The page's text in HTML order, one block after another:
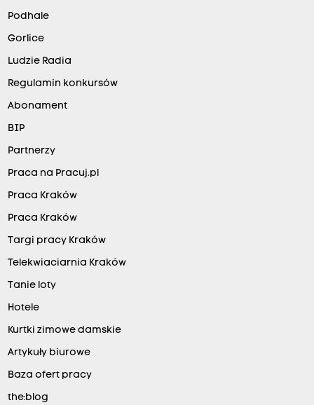
Podhale
Gorlice
Ludzie Radia
Regulamin konkursów
Abonament
BIP
Partnerzy
Praca na Pracuj.pl
Praca Kraków
Praca Kraków
Targi pracy Kraków
Telekwiaciarnia Kraków
Tanie loty
Hotele
Kurtki zimowe damskie
Artykuły biurowe
Baza ofert pracy
the:blog